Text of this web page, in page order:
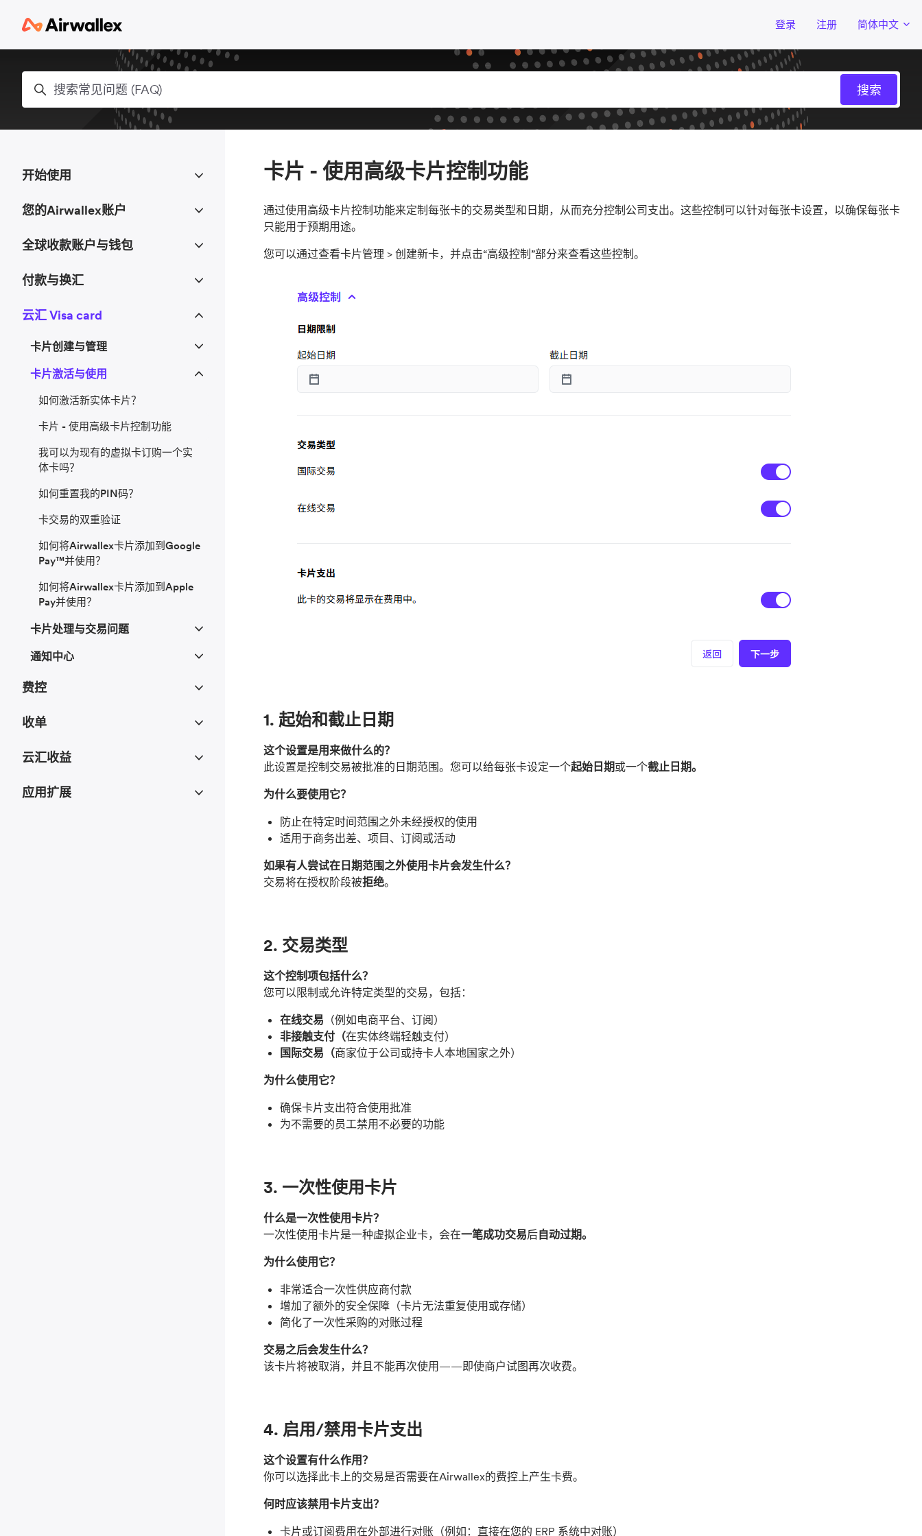
登录 注册 简体中文
搜索
卡片 - 使用高级卡片控制功能
通过使用高级卡片控制功能来定制每张卡的交易类型和日期，从而充分控制公司支出。这些控制可以针对每张卡设置，以确保每张卡
只能用于预期用途。
您可以通过查看卡片管理 > 创建新卡，并点击“高级控制”部分来查看这些控制。
1. 起始和截止日期
这个设置是用来做什么的？
此设置是控制交易被批准的日期范围。您可以给每张卡设定一个起始日期或一个截止日期。
为什么要使用它？
防止在特定时间范围之外未经授权的使用
适用于商务出差、项目、订阅或活动
如果有人尝试在日期范围之外使用卡片会发生什么？
交易将在授权阶段被拒绝。
2. 交易类型
这个控制项包括什么？
您可以限制或允许特定类型的交易，包括：
在线交易 （例如电商平台、订阅）
非接触支付（在实体终端轻触支付）
国际交易（商家位于公司或持卡人本地国家之外）
为什么使用它？
确保卡片支出符合使用批准
为不需要的员工禁用不必要的功能
3. 一次性使用卡片
什么是一次性使用卡片？
一次性使用卡片是一种虚拟企业卡，会在一笔成功交易后自动过期。
为什么使用它？
非常适合一次性供应商付款
增加了额外的安全保障（卡片无法重复使用或存储）
简化了一次性采购的对账过程
交易之后会发生什么？
该卡片将被取消，并且不能再次使用——即使商户试图再次收费。
4. 启用/禁用卡片支出
这个设置有什么作用？
你可以选择此卡上的交易是否需要在Airwallex的费控上产生卡费。
何时应该禁用卡片支出？
卡片或订阅费用在外部进行对账（例如：直接在您的 ERP 系统中对账）
开始使用
您的Airwallex账户
全球收款账户与钱包
付款与换汇
云汇 Visa card
卡片创建与管理
卡片激活与使用
如何激活新实体卡片？
卡片 - 使用高级卡片控制功能
我可以为现有的虚拟卡订购一个实
体卡吗？
如何重置我的PIN码？
卡交易的双重验证
如何将Airwallex卡片添加到Google
Pay™并使用？
如何将Airwallex卡片添加到Apple
Pay并使用？
卡片处理与交易问题
通知中心
费控
收单
云汇收益
应用扩展